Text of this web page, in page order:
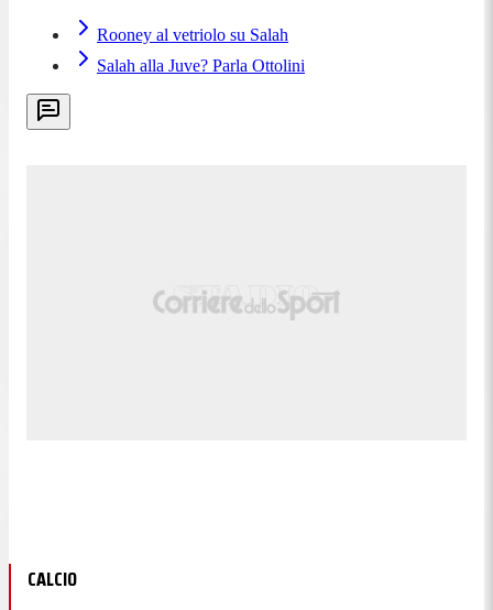
Rooney al vetriolo su Salah
Salah alla Juve? Parla Ottolini
CALCIO